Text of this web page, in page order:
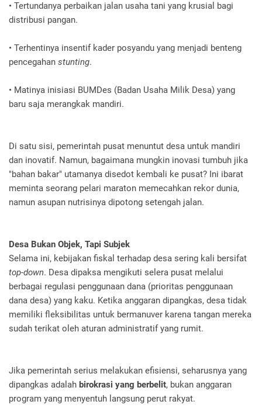
• Tertundanya perbaikan jalan usaha tani yang krusial bagi
distribusi pangan.
• Terhentinya insentif kader posyandu yang menjadi benteng
pencegahan stunting.
• Matinya inisiasi BUMDes (Badan Usaha Milik Desa) yang
baru saja merangkak mandiri.
Di satu sisi, pemerintah pusat menuntut desa untuk mandiri
dan inovatif. Namun, bagaimana mungkin inovasi tumbuh jika
"bahan bakar" utamanya disedot kembali ke pusat? Ini ibarat
meminta seorang pelari maraton memecahkan rekor dunia,
namun asupan nutrisinya dipotong setengah jalan.
Desa Bukan Objek, Tapi Subjek
Selama ini, kebijakan fiskal terhadap desa sering kali bersifat
top-down. Desa dipaksa mengikuti selera pusat melalui
berbagai regulasi penggunaan dana (prioritas penggunaan
dana desa) yang kaku. Ketika anggaran dipangkas, desa tidak
memiliki fleksibilitas untuk bermanuver karena tangan mereka
sudah terikat oleh aturan administratif yang rumit.
Jika pemerintah serius melakukan efisiensi, seharusnya yang
dipangkas adalah birokrasi yang berbelit, bukan anggaran
program yang menyentuh langsung perut rakyat.